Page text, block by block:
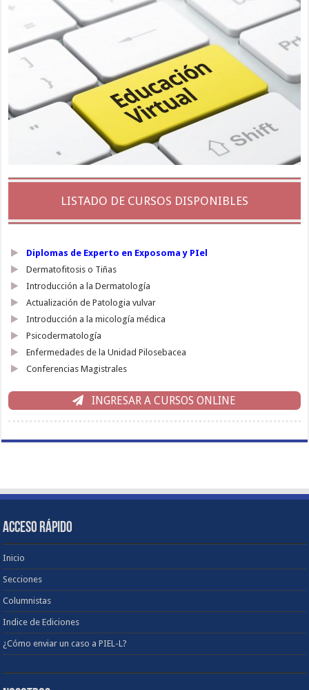
LISTADO DE CURSOS DISPONIBLES
Diplomas de Experto en Exposoma y PIel
Dermatofitosis o Tiñas
Introducción a la Dermatología
Actualización de Patologia vulvar
Introducción a la micología médica
Psicodermatología
Enfermedades de la Unidad Pilosebacea
Conferencias Magistrales
INGRESAR A CURSOS ONLINE
ACCESO RÁPIDO
Inicio
Secciones
Columnistas
Indice de Ediciones
¿Cómo enviar un caso a PIEL-L?